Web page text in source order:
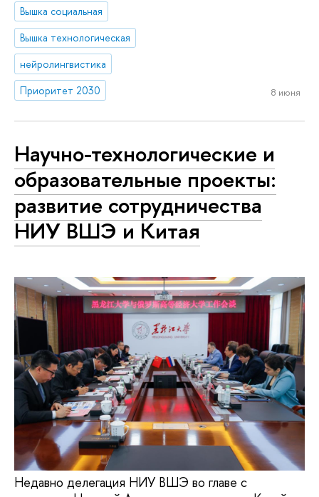
Вышка социальная
Вышка технологическая
нейролингвистика
Приоритет 2030
8 июня
Научно-технологические и
образовательные проекты:
развитие сотрудничества
НИУ ВШЭ и Китая
Недавно делегация НИУ ВШЭ во главе с